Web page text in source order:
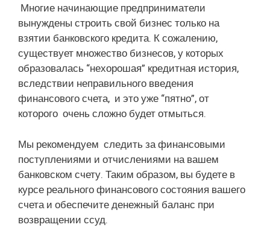
Многие начинающие предприниматели
вынуждены строить свой бизнес только на
взятии банковского кредита. К сожалению,
существует множество бизнесов, у которых
образовалась “нехорошая” кредитная история,
вследствии неправильного введения
финансового счета, и это уже “пятно”, от
которого очень сложно будет отмыться.
Мы рекомендуем следить за финансовыми
поступлениями и отчислениями на вашем
банковском счету. Таким образом, вы будете в
курсе реального финансового состояния вашего
счета и обеспечите денежный баланс при
возвращении ссуд.